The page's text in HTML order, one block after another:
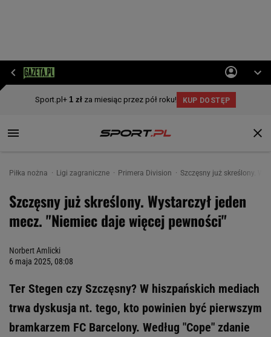
Piłka nożna Ligi zagraniczne Primera Division Szczęsny już skreślony.
Szczęsny już skreślony. Wystarczył jeden
mecz. "Niemiec daje więcej pewności"
Norbert Amlicki
6 maja 2025, 08:08
Ter Stegen czy Szczęsny? W hiszpańskich mediach
trwa dyskusja nt. tego, kto powinien być pierwszym
bramkarzem FC Barcelony. Według "Cope" zdanie